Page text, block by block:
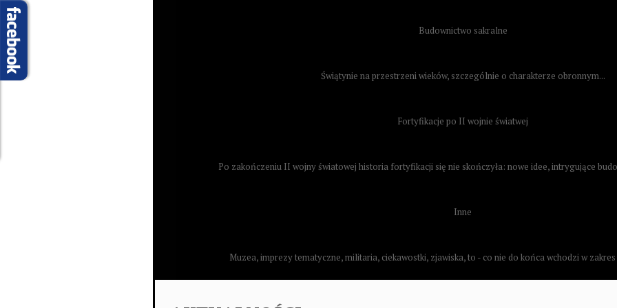
Budownictwo sakralne
Świątynie na przestrzeni wieków, szczególnie o charakterze obronnym...
Fortyfikacje po II wojnie światwej
Po zakończeniu II wojny światowej historia fortyfikacji się nie skończyła: nowe idee, intrygujące
Inne
Muzea, imprezy tematyczne, militaria, ciekawostki, zjawiska, to - co nie do końca wchodzi w